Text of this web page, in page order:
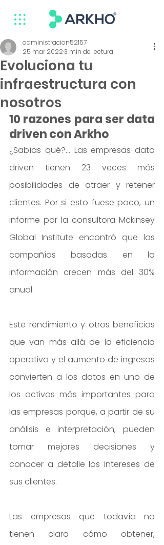
Evoluciona tu
infraestructura con
nosotros
administracion52157
25 mar 20223 min de lectura
10 razones para ser data
driven con Arkho
¿Sabías qué?… Las empresas data
driven tienen 23 veces más
posibilidades de atraer y retener
clientes. Por si esto fuese poco, un
informe por la consultora Mckinsey
Global Institute encontró que las
compañías basadas en la
información crecen más del 30%
anual.
Este rendimiento y otros beneficios
que van más allá de la eficiencia
operativa y el aumento de ingresos
convierten a los datos en uno de
los activos más importantes para
las empresas porque, a partir de su
análisis e interpretación, pueden
tomar mejores decisiones y
conocer a detalle los intereses de
sus clientes.
Las empresas que todavía no
tienen claro cómo obtener,